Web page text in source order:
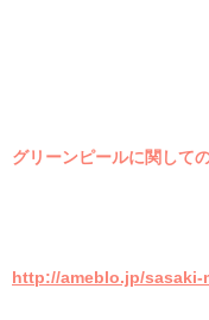
グリーンピールに関して
http://ameblo.jp/sasaki-